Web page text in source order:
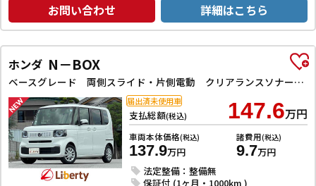
お問い合わせ 詳細はこちら
ホンダ N－BOX
ベースグレード 両側スライド・片側電動 クリアランスソナー オートクルーズコントロール レーンアシスト オートライト スマートキー アイドリングストップ 電動格納ミラー シートヒーター ベンチシート
支払総額(税込) 147.6万円
車両本体価格(税込)
137.9万円
諸費用(税込)
9.7万円
法定整備：整備無
保証付 (1ヶ月・1000km )
届出済未使用車